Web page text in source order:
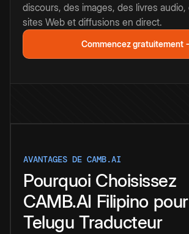
discours, des images, des livres
sites Web et diffusions en direct.
Commencez gratuitement
AVANTAGES DE CAMB.AI
Pourquoi Choisissez
CAMB.AI Filipino pour
Telugu Traducteur